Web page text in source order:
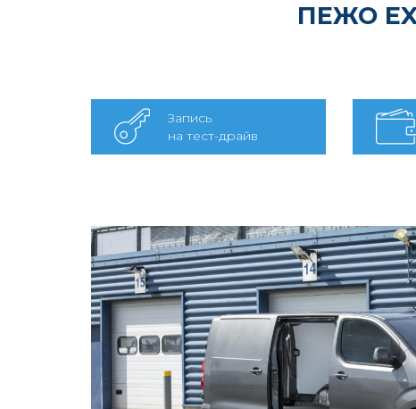
ПЕЖО
Запись
на тест-драйв